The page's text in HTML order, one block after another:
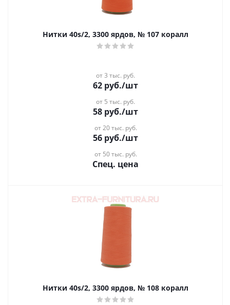
Нитки 40s/2, 3300 ярдов, № 107 коралл
от 3 тыс. руб.
62 руб./шт
от 5 тыс. руб.
58 руб./шт
от 20 тыс. руб.
56 руб./шт
от 50 тыс. руб.
Спец. цена
Нитки 40s/2, 3300 ярдов, № 108 коралл